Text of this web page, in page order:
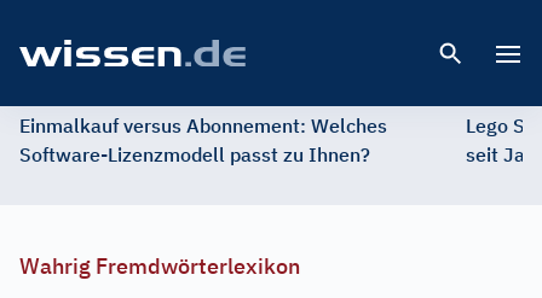
Einmalkauf versus Abonnement: Welches
Software-Lizenzmodell passt zu Ihnen?
Lego
seit
Wahrig Fremdwörterlexikon